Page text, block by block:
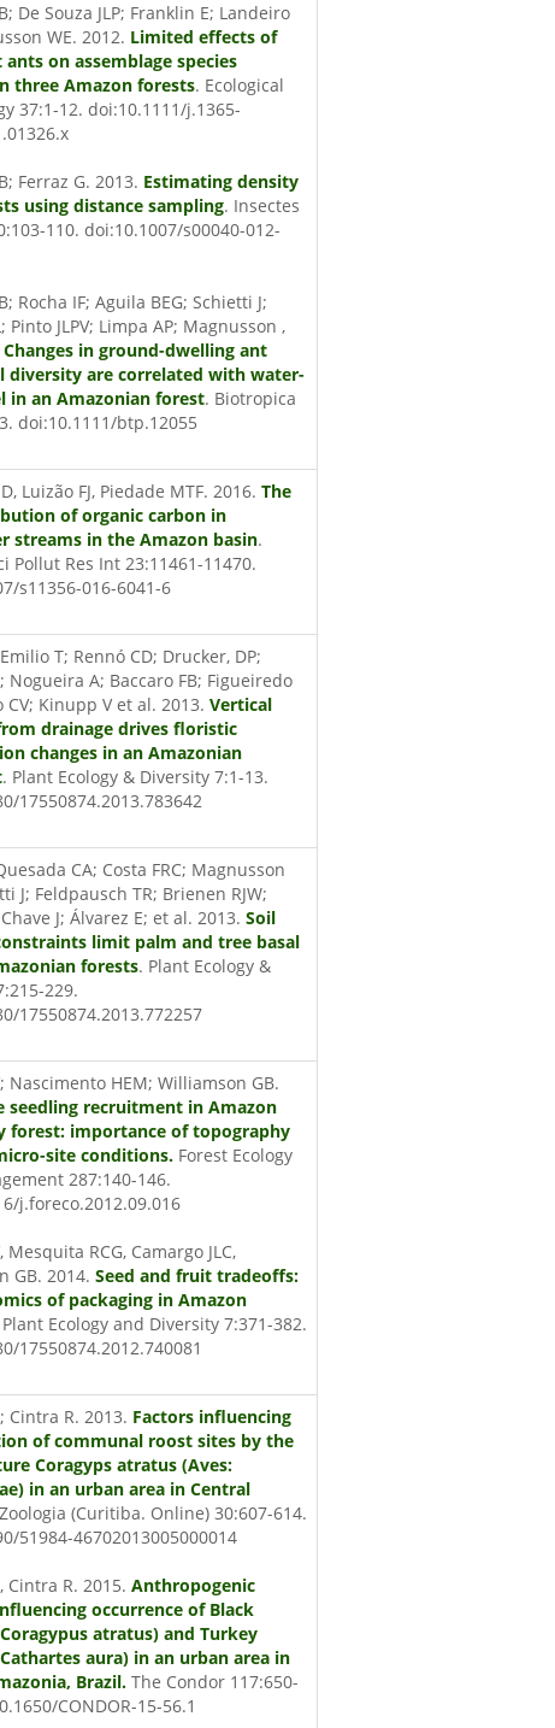
De Souza JLP; Franklin E; Landeiro
WE. 2012. Limited effects of
on assemblage species
three Amazon forests. Ecological
37:1-12. doi:10.1111/j.1365-
Ferraz G. 2013. Estimating density
using distance sampling. Insectes
110. doi:10.1007/s00040-012-
Rocha IF; Aguila BEG; Schietti J;
Pinto JLPV; Limpa AP; Magnusson ,
Changes in ground-dwelling ant
diversity are correlated with water-
in an Amazonian forest. Biotropica
doi:10.1111/btp.12055
Luizão FJ, Piedade MTF. 2016. The
of organic carbon in
streams in the Amazon basin.
Pollut Res Int 23:11461-11470.
s11356-016-6041-6
T; Rennó CD; Drucker, DP;
Nogueira A; Baccaro FB; Figueiredo
CV; Kinupp V et al. 2013. Vertical
drainage drives floristic
changes in an Amazonian
. Plant Ecology & Diversity 7:1-13.
17550874.2013.783642
CA; Costa FRC; Magnusson
J; Feldpausch TR; Brienen RJW;
J; Álvarez E; et al. 2013. Soil
limit palm and tree basal
forests. Plant Ecology &
229.
17550874.2013.772257
Nascimento HEM; Williamson GB.
seedling recruitment in Amazon
forest: importance of topography
site conditions. Forest Ecology
287:140-146.
j.foreco.2012.09.016
Mesquita RCG, Camargo JLC,
GB. 2014. Seed and fruit tradeoffs:
of packaging in Amazon
Plant Ecology and Diversity 7:371-382.
17550874.2012.740081
Cintra R. 2013. Factors influencing
of communal roost sites by the
Coragyps atratus (Aves:
in an urban area in Central
Zoologia (Curitiba. Online) 30:607-614.
51984-46702013005000014
Cintra R. 2015. Anthropogenic
occurrence of Black
atratus) and Turkey
aura) in an urban area in
Brazil. The Condor 117:650-
CONDOR-15-56.1